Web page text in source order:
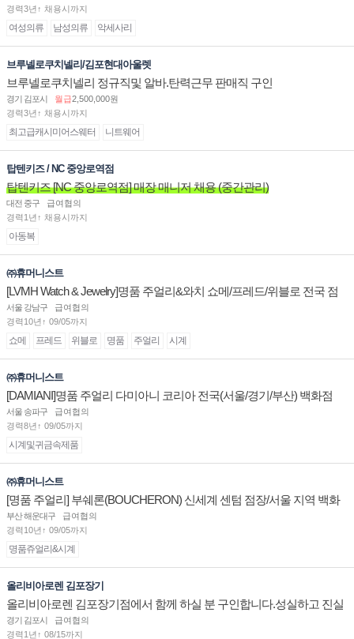
경력3년↑ 채용시까지
여성의류 남성의류 악세사리
브루넬로쿠치넬리/김포현대아울렛
브루넬로쿠치넬리 정규직및 알바.탄력근무 판매직 구인
경기 김포시 월급2,500,000원
경력3년↑ 채용시까지
최고급캐시미어스웨터 니트웨어
탑텐키즈 / NC 중앙로역점
탑텐키즈 [NC 중앙로역점] 매장 매니저 채용 (중간관리)
대전 중구
급여협의
경력1년↑ 채용시까지
아동복
㈜휴머니스트
[LVMH Watch & Jewelry]명품 주얼리&와치 쇼메/프레드/위블로 전국 점
장/부점장/판매사원 채용
서울 강남구
급여협의
경력10년↑ 09/05까지
쇼메 프레드 위블로 명품 주얼리 시계
㈜휴머니스트
[DAMIANI]명품 주얼리 다미아니 코리아 전국(서울/경기/부산) 백화점
부점장/판매사원 채용
서울 송파구
급여협의
경력8년↑ 09/05까지
시계및귀금속제품
㈜휴머니스트
[명품 주얼리] 부쉐론(BOUCHERON) 신세계 센텀 점장/서울 지역 백화
점 판매사원 채용
부산 해운대구
급여협의
경력10년↑ 09/05까지
명품쥬얼리&시계
올리비아로렌 김포장기
올리비아로렌 김포장기점에서 함께 하실 분 구인합니다.성실하고 진실
된 마음 하나면 됩니다.
경기 김포시
급여협의
경력1년↑ 08/15까지